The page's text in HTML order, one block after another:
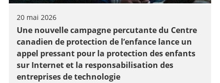
20 mai 2026
Une nouvelle campagne percutante du Centre
canadien de protection de l’enfance lance un
appel pressant pour la protection des enfants
sur Internet et la responsabilisation des
entreprises de technologie